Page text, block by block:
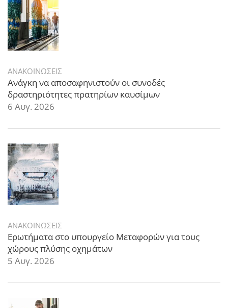
ΑΝΑΚΟΙΝΩΣΕΙΣ
Ανάγκη να αποσαφηνιστούν οι συνοδές
δραστηριότητες πρατηρίων καυσίμων
6 Αυγ. 2026
ΑΝΑΚΟΙΝΩΣΕΙΣ
Ερωτήματα στο υπουργείο Μεταφορών για τους
χώρους πλύσης οχημάτων
5 Αυγ. 2026